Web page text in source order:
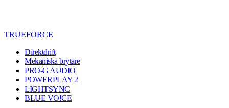
TRUEFORCE
Direktdrift
Mekaniska brytare
PRO-G AUDIO
POWERPLAY 2
LIGHTSYNC
BLUE VO!CE